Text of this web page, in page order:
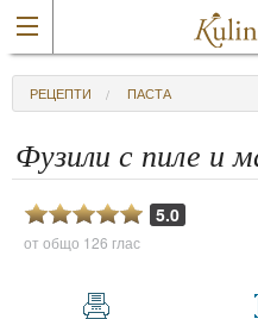
РЕЦЕПТИ ПАСТА
Фузили с пиле и
5.0
от общо 126 глас